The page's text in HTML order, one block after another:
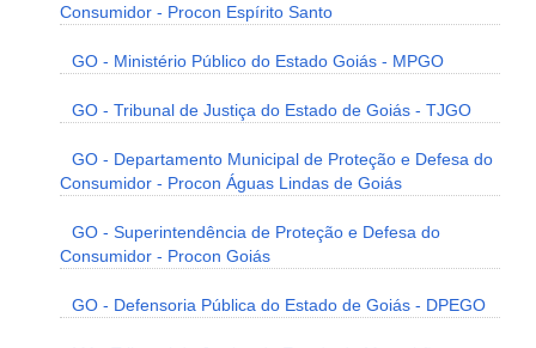
Consumidor - Procon Espírito Santo
GO - Ministério Público do Estado Goiás - MPGO
GO - Tribunal de Justiça do Estado de Goiás - TJGO
GO - Departamento Municipal de Proteção e Defesa do
Consumidor - Procon Águas Lindas de Goiás
GO - Superintendência de Proteção e Defesa do
Consumidor - Procon Goiás
GO - Defensoria Pública do Estado de Goiás - DPEGO